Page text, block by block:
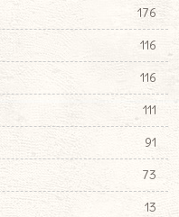
176
116
116
111
91
73
13